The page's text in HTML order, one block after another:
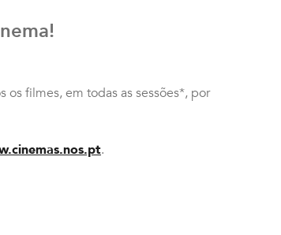
os filmes, em todas as sessões*, por
.